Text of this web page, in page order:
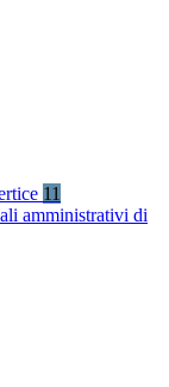
11
amministrativi di